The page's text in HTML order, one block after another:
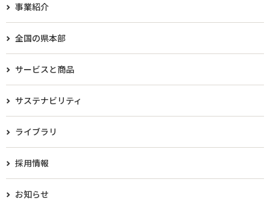
事業紹介
全国の県本部
サービスと商品
サステナビリティ
ライブラリ
採用情報
お知らせ